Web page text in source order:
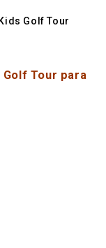
Golf Tour
Tour para